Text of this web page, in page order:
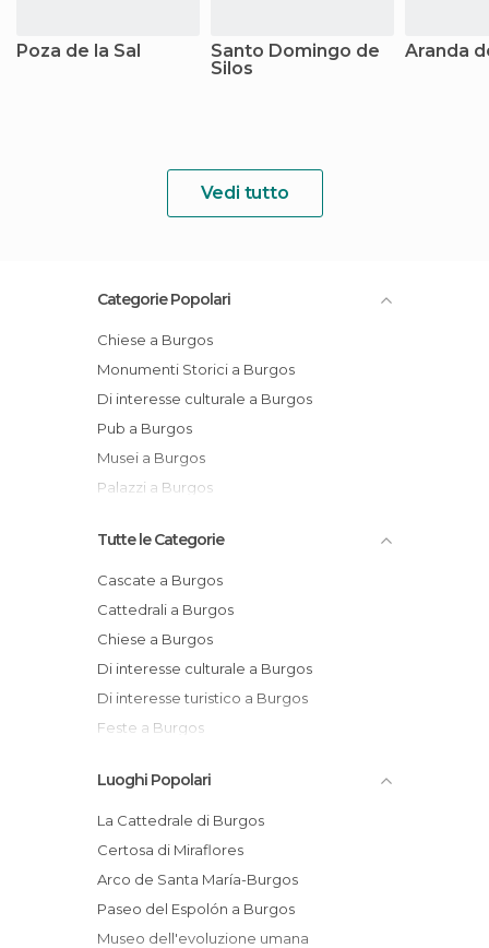
Poza de la Sal
Santo Domingo de
Silos
Aranda
Vedi tutto
Categorie Popolari
Chiese a Burgos
Monumenti Storici a Burgos
Di interesse culturale a Burgos
Pub a Burgos
Musei a Burgos
Palazzi a Burgos
Tutte le Categorie
Cascate a Burgos
Cattedrali a Burgos
Chiese a Burgos
Di interesse culturale a Burgos
Di interesse turistico a Burgos
Feste a Burgos
Monumenti Storici a Burgos
Musei a Burgos
Negozi a Burgos
Palazzi a Burgos
Piazze a Burgos
Pub a Burgos
Luoghi Popolari
La Cattedrale di Burgos
Certosa di Miraflores
Arco de Santa María-Burgos
Paseo del Espolón a Burgos
Museo dell'evoluzione umana